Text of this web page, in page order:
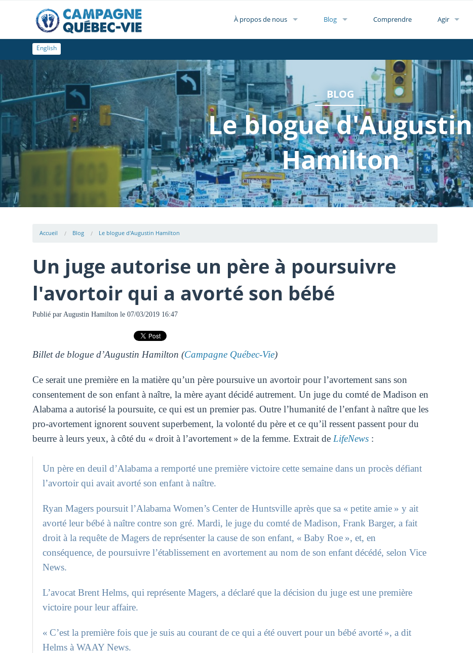
À propos de nous Blog Comprendre Agir
English
BLOG
Le blogue d'Augustin
Hamilton
Accueil Blog Le blogue d'Augustin Hamilton
Un juge autorise un père à poursuivre
l'avortoir qui a avorté son bébé
Publié par Augustin Hamilton le 07/03/2019 16:47
Billet de blogue d’Augustin Hamilton (Campagne Québec-Vie)
Ce serait une première en la matière qu’un père poursuive un avortoir pour l’avortement sans son
consentement de son enfant à naître, la mère ayant décidé autrement. Un juge du comté de Madison en
Alabama a autorisé la poursuite, ce qui est un premier pas. Outre l’humanité de l’enfant à naître que les
pro-avortement ignorent souvent superbement, la volonté du père et ce qu’il ressent passent pour du
beurre à leurs yeux, à côté du « droit à l’avortement » de la femme. Extrait de LifeNews :
Un père en deuil d’Alabama a remporté une première victoire cette semaine dans un procès défiant
l’avortoir qui avait avorté son enfant à naître.
Ryan Magers poursuit l’Alabama Women’s Center de Huntsville après que sa « petite amie » y ait
avorté leur bébé à naître contre son gré. Mardi, le juge du comté de Madison, Frank Barger, a fait
droit à la requête de Magers de représenter la cause de son enfant, « Baby Roe », et, en
conséquence, de poursuivre l’établissement en avortement au nom de son enfant décédé, selon Vice
News.
L’avocat Brent Helms, qui représente Magers, a déclaré que la décision du juge est une première
victoire pour leur affaire.
« C’est la première fois que je suis au courant de ce qui a été ouvert pour un bébé avorté », a dit
Helms à WAAY News.